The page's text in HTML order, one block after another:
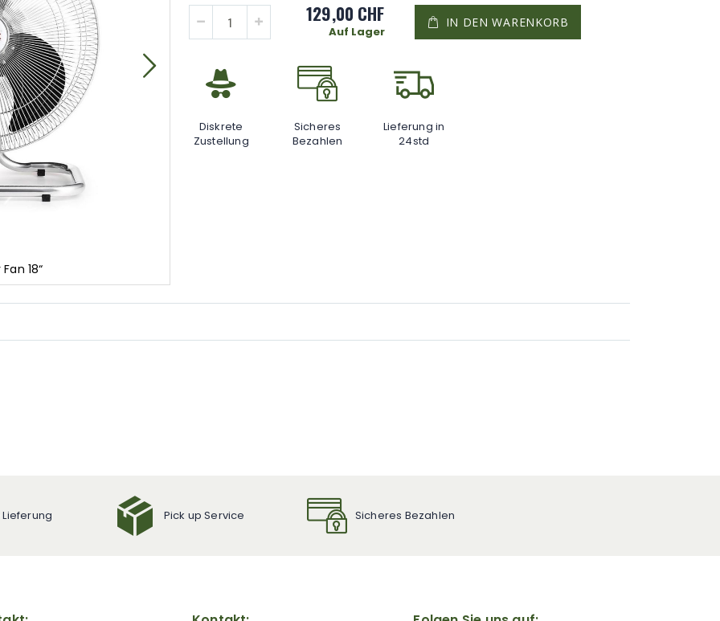
18“
129,00 CHF
Auf Lager
IN DEN WARENKORB
Diskrete
Zustellung
Sicheres
Bezahlen
Lieferung in
24std
Pick up Service Sicheres Bezahlen